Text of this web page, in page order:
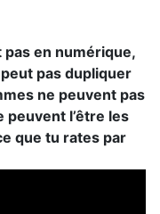
pas en numérique,
pas dupliquer
ne peuvent pas
l’être les
que tu rates par